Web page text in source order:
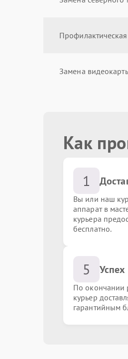
Профилактическая
Замена
Замена жестких
Чистка от пыли
Замена кулера
Ремонт системы
Восстановление
Как
1
Вы или наш
аппарат в
курьера
бесплатно.
5 Успех
По окончании
курьер
гарантийным